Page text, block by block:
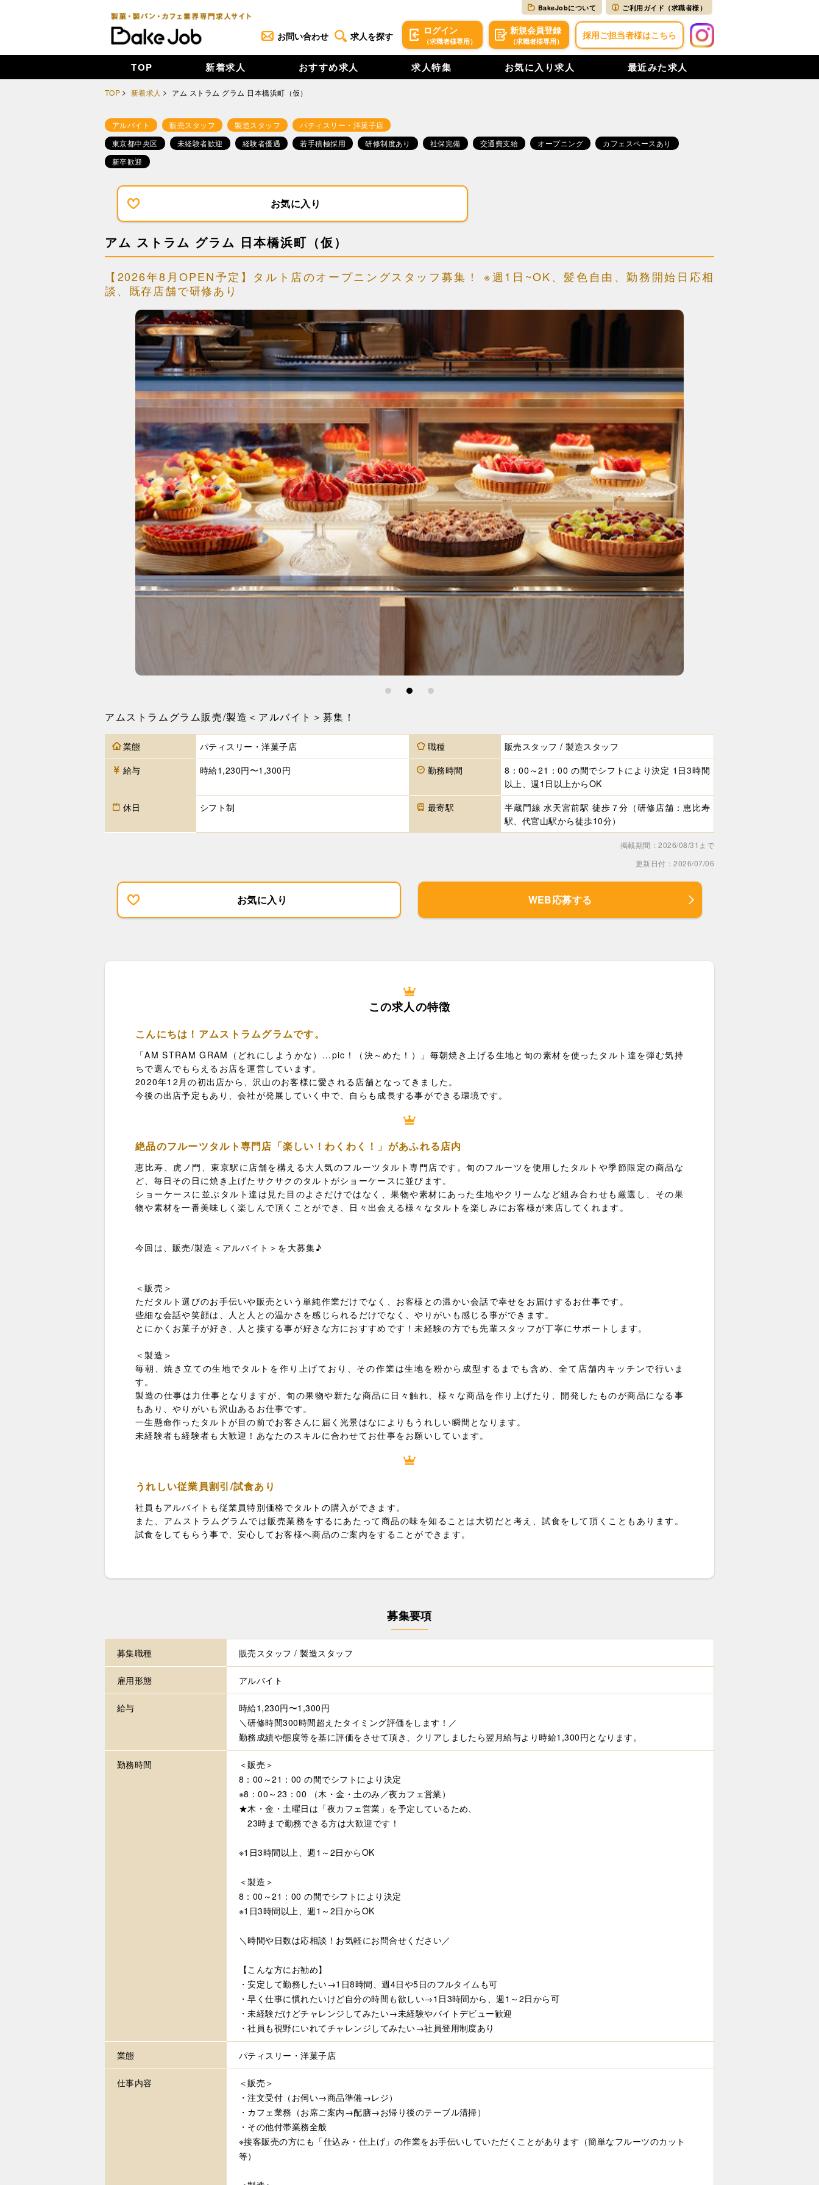
BakeJobについて ご利用ガイド（求職者様）
お問い合わせ 求人を探す ログイン
（求職者様専用）
新規会員登録
（求職者様専用）
採用ご担当者様はこちら
TOP 新着求人 おすすめ求人 求人特集 お気に入り求人 最近みた求人
TOP 新着求人 アム ストラム グラム 日本橋浜町（仮）
アルバイト 販売スタッフ 製造スタッフ
パティスリー・洋菓子店
東京都中央区
未経験者歓迎 経験者優遇 若手積極採用 研修制度あり 社保完備 交通費支給 オープニング
カフェスペースあり
新卒歓迎
お気に入り
アム ストラム グラム 日本橋浜町（仮）
【2026年8月OPEN予定】タルト店のオープニングスタッフ募集！ ※週1日~OK、髪色自由、勤務開始日応相
談、既存店舗で研修あり
1 2
3
アムストラムグラム販売/製造＜アルバイト＞募集！
業態 パティスリー・洋菓子店 職種
販売スタッフ / 製造スタッフ
給与
時給1,230円〜1,300円 勤務時間
8：00～21：00 の間でシフトにより決定 1日3時間
以上、週1日以上からOK
休日
シフト制 最寄駅
半蔵門線 水天宮前駅 徒歩７分（研修店舗：恵比寿
駅、代官山駅から徒歩10分）
掲載期間：2026/08/31まで
更新日付：2026/07/06
お気に入り WEB応募する
この求人の特徴
こんにちは！アムストラムグラムです。
「AM STRAM GRAM（どれにしようかな）...pic！（決～めた！）」毎朝焼き上げる生地と旬の素材を使ったタルト達を弾む気持
ちで選んでもらえるお店を運営しています。
2020年12月の初出店から、沢山のお客様に愛される店舗となってきました。
今後の出店予定もあり、会社が発展していく中で、自らも成長する事ができる環境です。
絶品のフルーツタルト専門店「楽しい！わくわく！」があふれる店内
恵比寿、虎ノ門、東京駅に店舗を構える大人気のフルーツタルト専門店です。旬のフルーツを使用したタルトや季節限定の商品な
ど、毎日その日に焼き上げたサクサクのタルトがショーケースに並びます。
ショーケースに並ぶタルト達は見た目のよさだけではなく、果物や素材にあった生地やクリームなど組み合わせも厳選し、その果
物や素材を一番美味しく楽しんで頂くことができ、日々出会える様々なタルトを楽しみにお客様が来店してくれます。
今回は、販売/製造＜アルバイト＞を大募集♪
＜販売＞
ただタルト選びのお手伝いや販売という単純作業だけでなく、お客様との温かい会話で幸せをお届けするお仕事です。
些細な会話や笑顔は、人と人との温かさを感じられるだけでなく、やりがいも感じる事ができます。
とにかくお菓子が好き、人と接する事が好きな方におすすめです！未経験の方でも先輩スタッフが丁寧にサポートします。
＜製造＞
毎朝、焼き立ての生地でタルトを作り上げており、その作業は生地を粉から成型するまでも含め、全て店舗内キッチンで行いま
す。
製造の仕事は力仕事となりますが、旬の果物や新たな商品に日々触れ、様々な商品を作り上げたり、開発したものが商品になる事
もあり、やりがいも沢山あるお仕事です。
一生懸命作ったタルトが目の前でお客さんに届く光景はなによりもうれしい瞬間となります。
未経験者も経験者も大歓迎！あなたのスキルに合わせてお仕事をお願いしています。
うれしい従業員割引/試食あり
社員もアルバイトも従業員特別価格でタルトの購入ができます。
また、アムストラムグラムでは販売業務をするにあたって商品の味を知ることは大切だと考え、試食をして頂くこともあります。
試食をしてもらう事で、安心してお客様へ商品のご案内をすることができます。
募集要項
募集職種 販売スタッフ / 製造スタッフ
雇用形態 アルバイト
給与
時給1,230円〜1,300円
＼研修時間300時間超えたタイミング評価をします！／
勤務成績や態度等を基に評価をさせて頂き、クリアしましたら翌月給与より時給1,300円となります。
勤務時間
＜販売＞
8：00～21：00 の間でシフトにより決定
※8：00～23：00 （木・金・土のみ／夜カフェ営業）
★木・金・土曜日は「夜カフェ営業」を予定しているため、
23時まで勤務できる方は大歓迎です！
※1日3時間以上、週1～2日からOK
＜製造＞
8：00～21：00 の間でシフトにより決定
※1日3時間以上、週1～2日からOK
＼時間や日数は応相談！お気軽にお問合せください／
【こんな方にお勧め】
・安定して勤務したい→1日8時間、週4日や5日のフルタイムも可
・早く仕事に慣れたいけど自分の時間も欲しい→1日3時間から、週1～2日から可
・未経験だけどチャレンジしてみたい→未経験やバイトデビュー歓迎
・社員も視野にいれてチャレンジしてみたい→社員登用制度あり
業態 パティスリー・洋菓子店
仕事内容
＜販売＞
・注文受付（お伺い→商品準備→レジ）
・カフェ業務（お席ご案内→配膳→お帰り後のテーブル清掃）
・その他付帯業務全般
※接客販売の方にも「仕込み・仕上げ」の作業をお手伝いしていただくことがあります（簡単なフルーツのカット
等）